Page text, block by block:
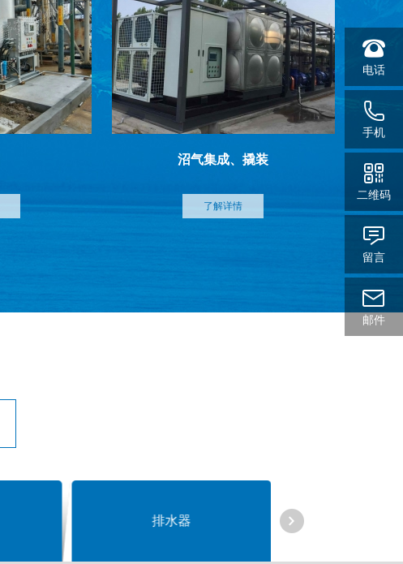
沼气集成、撬装
了解详情
排水器
电话
手机
二维码
留言
邮件